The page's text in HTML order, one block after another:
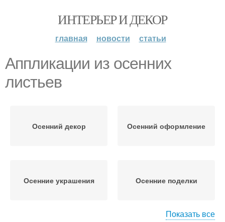
ИНТЕРЬЕР И ДЕКОР
главная новости статьи
Аппликации из осенних
листьев
Осенний декор Осенний оформление
Осенние украшения Осенние поделки
Показать все